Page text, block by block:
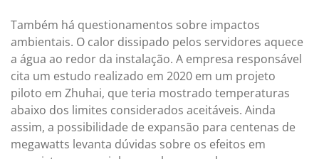
Também há questionamentos sobre impactos
ambientais. O calor dissipado pelos servidores aquece
a água ao redor da instalação. A empresa responsável
cita um estudo realizado em 2020 em um projeto
piloto em Zhuhai, que teria mostrado temperaturas
abaixo dos limites considerados aceitáveis. Ainda
assim, a possibilidade de expansão para centenas de
megawatts levanta dúvidas sobre os efeitos em